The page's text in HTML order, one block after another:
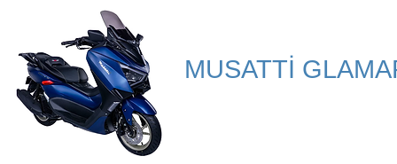
MUSATTİ